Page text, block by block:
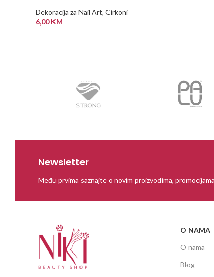
Dekoracija za Nail Art, Cirkoni
6,00KM
Newsletter
Među prvima saznajte o novim proizvodima,
O NAMA
O nama
Blog